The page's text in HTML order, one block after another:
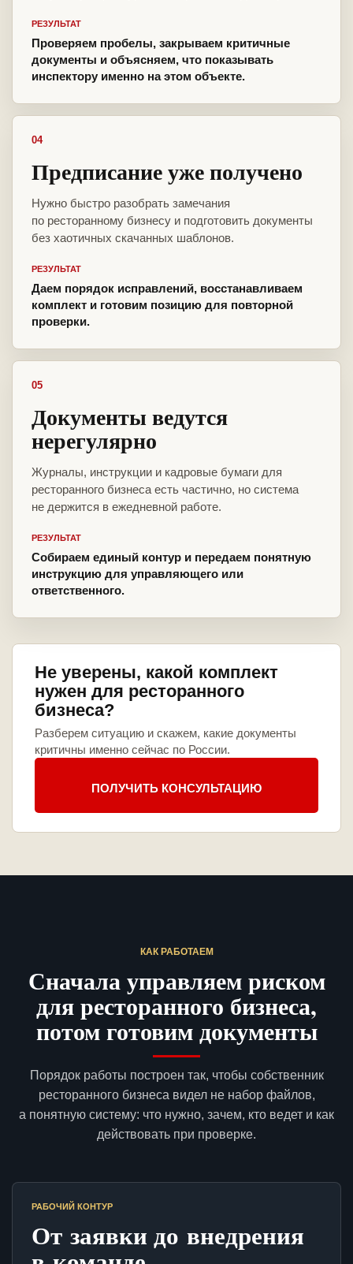
РЕЗУЛЬТАТ
Проверяем пробелы, закрываем критичные
документы и объясняем, что показывать
инспектору именно на этом объекте.
04
Предписание уже получено
Нужно быстро разобрать замечания
по ресторанному бизнесу и подготовить документы
без хаотичных скачанных шаблонов.
РЕЗУЛЬТАТ
Даем порядок исправлений, восстанавливаем
комплект и готовим позицию для повторной
проверки.
05
Документы ведутся
нерегулярно
Журналы, инструкции и кадровые бумаги для
ресторанного бизнеса есть частично, но система
не держится в ежедневной работе.
РЕЗУЛЬТАТ
Собираем единый контур и передаем понятную
инструкцию для управляющего или
ответственного.
Не уверены, какой комплект
нужен для ресторанного
бизнеса?
Разберем ситуацию и скажем, какие документы
критичны именно сейчас по России.
ПОЛУЧИТЬ КОНСУЛЬТАЦИЮ
КАК РАБОТАЕМ
Сначала управляем риском
для ресторанного бизнеса,
потом готовим документы
Порядок работы построен так, чтобы собственник
ресторанного бизнеса видел не набор файлов,
а понятную систему: что нужно, зачем, кто ведет и как
действовать при проверке.
РАБОЧИЙ КОНТУР
От заявки до внедрения